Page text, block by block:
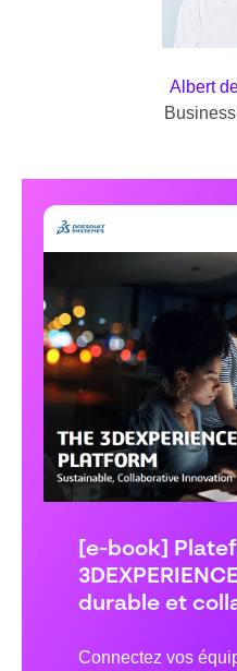
Albert
[e-book]
durable et
Connectez vos